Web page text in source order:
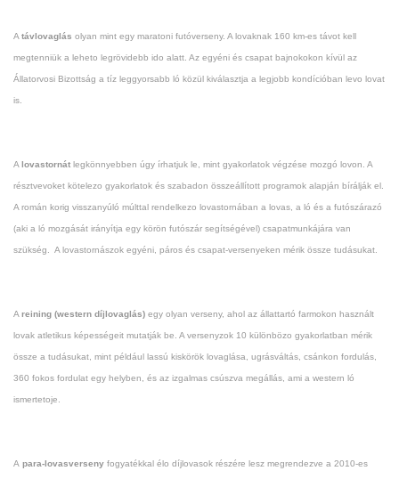
A távlovaglás olyan mint egy maratoni futóverseny. A lovaknak 160 km-es távot kell
megtenniük a leheto legrövidebb ido alatt. Az egyéni és csapat bajnokokon kívül az
Állatorvosi Bizottság a tíz leggyorsabb ló közül kiválasztja a legjobb kondícióban levo lovat
is.
A lovastornát legkönnyebben úgy írhatjuk le, mint gyakorlatok végzése mozgó lovon. A
résztvevoket kötelezo gyakorlatok és szabadon összeállított programok alapján bírálják el.
A román korig visszanyúló múlttal rendelkezo lovastornában a lovas, a ló és a futószárazó
(aki a ló mozgását irányítja egy körön futószár segítségével) csapatmunkájára van
szükség. A lovastornászok egyéni, páros és csapat-versenyeken mérik össze tudásukat.
A reining (western díjlovaglás) egy olyan verseny, ahol az állattartó farmokon használt
lovak atletikus képességeit mutatják be. A versenyzok 10 különbözo gyakorlatban mérik
össze a tudásukat, mint például lassú kiskörök lovaglása, ugrásváltás, csánkon fordulás,
360 fokos fordulat egy helyben, és az izgalmas csúszva megállás, ami a western ló
ismertetoje.
A para-lovasverseny fogyatékkal élo díjlovasok részére lesz megrendezve a 2010-es